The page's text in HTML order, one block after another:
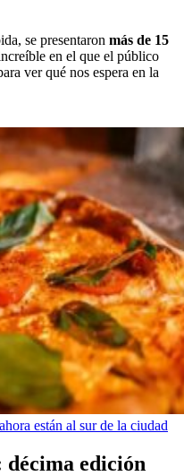
se presentaron más de 15
en el que el público
ver qué nos espera en la
están al sur de la ciudad
décima edición